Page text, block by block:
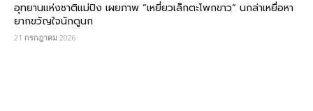
อุทยานแห่งชาติแม่ปิง เผยภาพ “เหยี่ยวเล็กตะโพกขาว” นกล่าเหยื่อหา
ยากขวัญใจนักดูนก
21 กรกฎาคม 2026